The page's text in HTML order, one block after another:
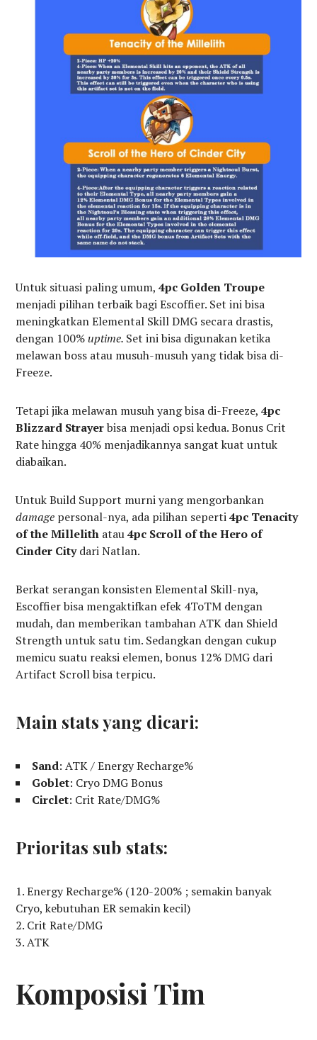
Untuk situasi paling umum,4pc Golden Troupe
menjadi pilihan terbaik bagi Escoffier. Set ini bisa
meningkatkan Elemental Skill DMG secara drastis,
dengan 100%uptime. Set ini bisa digunakan ketika
melawan boss atau musuh-musuh yang tidak bisa di-
Freeze.
Tetapi jika melawan musuh yang bisa di-Freeze,4pc
Blizzard Strayerbisa menjadi opsi kedua. Bonus Crit
Rate hingga 40% menjadikannya sangat kuat untuk
diabaikan.
Untuk Build Support murni yang mengorbankan
damage personal-nya, ada pilihan seperti4pc Tenacity
of the Millelith atau4pc Scroll of the Hero of
Cinder Citydari Natlan.
Berkat serangan konsisten Elemental Skill-nya,
Escoffier bisa mengaktifkan efek 4ToTM dengan
mudah, dan memberikan tambahan ATK dan Shield
Strength untuk satu tim. Sedangkan dengan cukup
memicu suatu reaksi elemen, bonus 12% DMG dari
Artifact Scroll bisa terpicu.
Main stats yang dicari:
Sand: ATK / Energy Recharge%
Goblet: Cryo DMG Bonus
Circlet: Crit Rate/DMG%
Prioritas sub stats:
Energy Recharge% (120-200% ; semakin banyak
Cryo, kebutuhan ER semakin kecil)
Crit Rate/DMG
ATK
Komposisi Tim